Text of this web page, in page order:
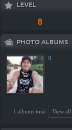
LEVEL
8
PHOTO ALBUMS
Я
1 albums total View all